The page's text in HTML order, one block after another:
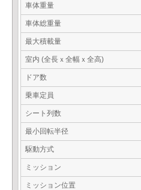
車体重量
車体総重量
最大積載量
室内 (全長ｘ全幅ｘ全高)
ドア数
乗車定員
シート列数
最小回転半径
駆動方式
ミッション
ミッション位置